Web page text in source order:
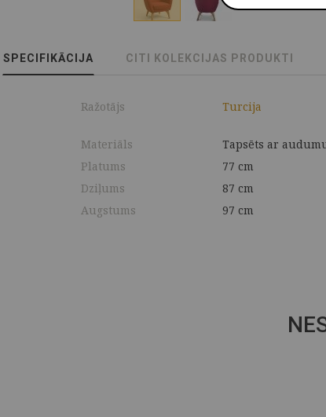
SPECIFIKĀCIJA CITI KOLEKCIJAS PRODUKTI
Ražotājs Turcija
Materiāls
Tapsēts ar
Platums
77 cm
Dziļums
87 cm
Augstums
97 cm